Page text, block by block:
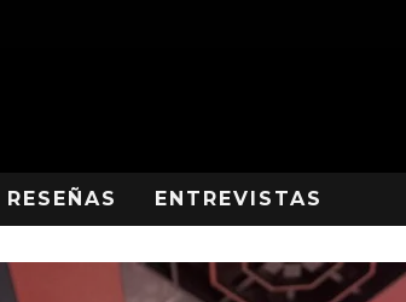
RESEÑAS ENTREVISTAS